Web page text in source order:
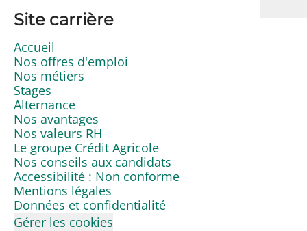
Site carrière
Accueil
Nos offres d'emploi
Nos métiers
Stages
Alternance
Nos avantages
Nos valeurs RH
Le groupe Crédit Agricole
Nos conseils aux candidats
Accessibilité : Non conforme
Mentions légales
Données et confidentialité
Gérer les cookies